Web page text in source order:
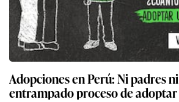
Adopciones en Perú: Ni padres
entrampado proceso de adoptar